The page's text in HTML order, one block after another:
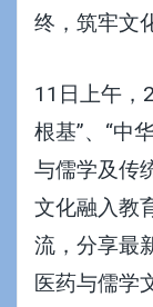
终，筑牢文
11日上午，
根基”、“中
与儒学及传
文化融入教
流，分享最
医药与儒学